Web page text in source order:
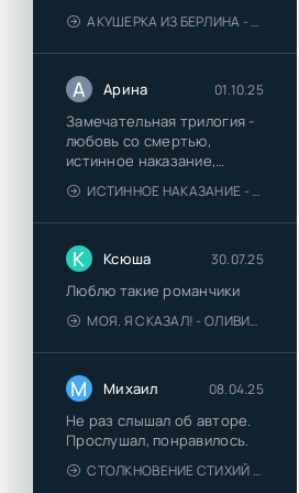
АКУШЕРКА ИЗ БЕРЛИНА - АННА СТЮАРТ
А Арина 01.10.25
Замечательная трилогия -
любовь со смертью,
истинное наказание,
любимая для монстра -
понравились
ИСТИННОЕ НАКАЗАНИЕ - ОЛЬГА ГУСЕЙНОВА
К Ксюша 30.07.25
Люблю такие романчики
МОЯ. Я СКАЗАЛ! - ОЛИВИЯ ЛЕЙК
М Михаил 08.04.25
Не раз слышал об авторе.
Прослушал, понравилось.
СТОЛКНОВЕНИЕ СТИХИЙ - ВАЛЕРИЙ ГУМИНСКИЙ